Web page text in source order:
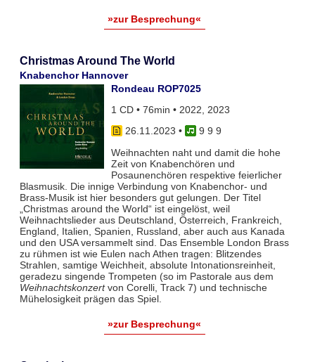
»zur Besprechung«
Christmas Around The World
Knabenchor Hannover
Rondeau ROP7025
1 CD • 76min • 2022, 2023
26.11.2023 •
9 9 9
Weihnachten naht und damit die hohe
Zeit von Knabenchören und
Posaunenchören respektive feierlicher
Blasmusik. Die innige Verbindung von Knabenchor- und
Brass-Musik ist hier besonders gut gelungen. Der Titel
„Christmas around the World“ ist eingelöst, weil
Weihnachtslieder aus Deutschland, Österreich, Frankreich,
England, Italien, Spanien, Russland, aber auch aus Kanada
und den USA versammelt sind. Das Ensemble London Brass
zu rühmen ist wie Eulen nach Athen tragen: Blitzendes
Strahlen, samtige Weichheit, absolute Intonationsreinheit,
geradezu singende Trompeten (so im Pastorale aus dem
Weihnachtskonzertvon Corelli, Track 7) und technische
Mühelosigkeit prägen das Spiel.
»zur Besprechung«